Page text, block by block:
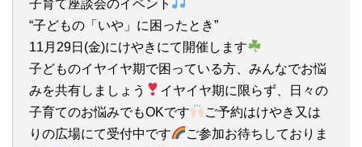
子育て座談会のイベント
“子どもの「いや」に困ったとき”
11月29日(金)にけやきにて開催します
子どものイヤイヤ期で困っている方、みんなでお悩
みを共有しましょう
イヤイヤ期に限らず、日々の
子育てのお悩みでもOKです
ご予約はけやき又は
りの広場にて受付中です
ご参加お待ちしておりま